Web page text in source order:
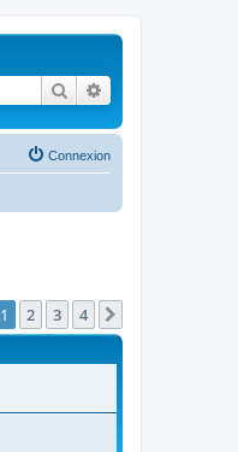
Rechercher
Connexion
1 2 3 4